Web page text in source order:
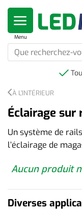
Skip
content
Menu
Que
recherchez-
À L'INTÉRIEUR
Éclairage sur
Un système de
l’éclairage de
Aucun produit
Diverses